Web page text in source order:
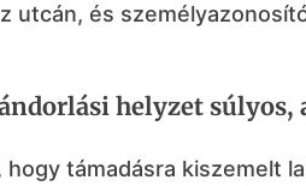
és
helyzet súlyos,
támadásra kiszemelt